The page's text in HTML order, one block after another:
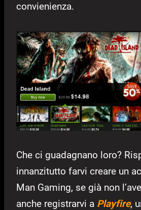
convienienza.
Che ci guadagnano loro?
innanzitutto farvi creare un
Man Gaming, se già non
anche registrarvi a Playfire,